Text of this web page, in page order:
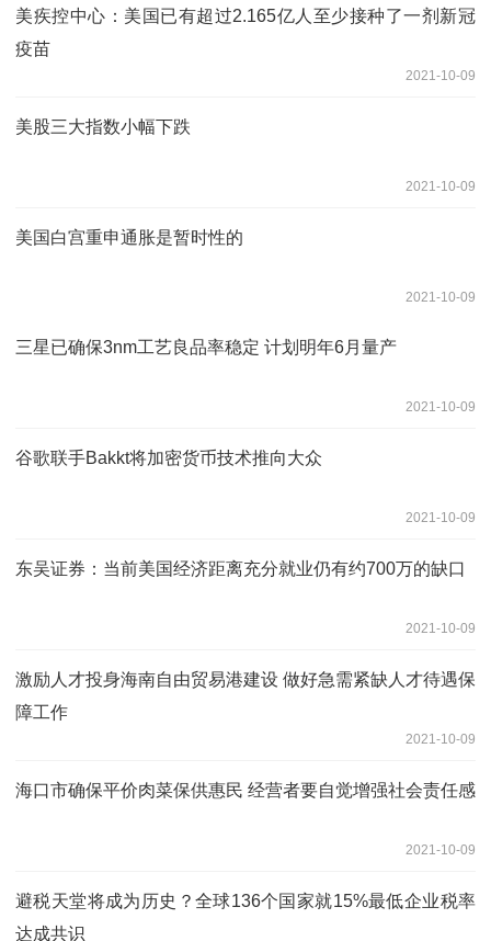
美疾控中心：美国已有超过2.165亿人至少接种了一剂新冠
疫苗
2021-10-09
美股三大指数小幅下跌
2021-10-09
美国白宫重申通胀是暂时性的
2021-10-09
三星已确保3nm工艺良品率稳定 计划明年6月量产
2021-10-09
谷歌联手Bakkt将加密货币技术推向大众
2021-10-09
东吴证券：当前美国经济距离充分就业仍有约700万的缺口
2021-10-09
激励人才投身海南自由贸易港建设 做好急需紧缺人才待遇保
障工作
2021-10-09
海口市确保平价肉菜保供惠民 经营者要自觉增强社会责任感
2021-10-09
避税天堂将成为历史？全球136个国家就15%最低企业税率
达成共识